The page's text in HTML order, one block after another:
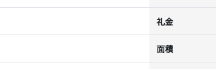
礼金
面積